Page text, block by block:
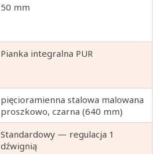
50 mm
Pianka integralna PUR
pięcioramienna stalowa malowana
proszkowo, czarna (640 mm)
Standardowy — regulacja 1
dźwignią